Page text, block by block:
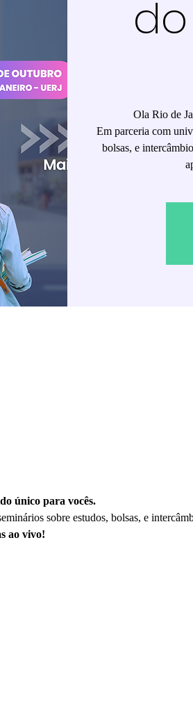
Ola Rio de
Em parceria com
bolsas, e
único para vocês.
sobre estudos, bolsas, e
ao vivo!